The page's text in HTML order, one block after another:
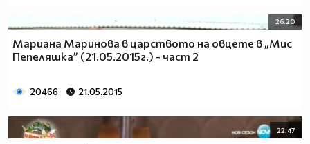
26:20
Мариана Маринова в царството на овцете в „Мис
Пепеляшка” (21.05.2015г.) - част 2
20466 21.05.2015
22:47